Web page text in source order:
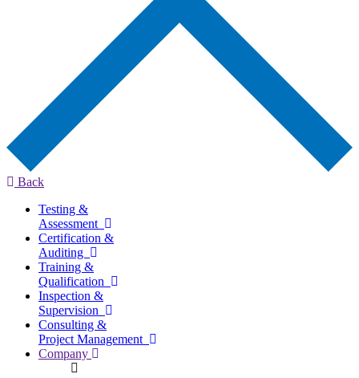
Back
Testing &
Assessment
Certification &
Auditing
Training &
Qualification
Inspection &
Supervision
Consulting &
Project Management
Company